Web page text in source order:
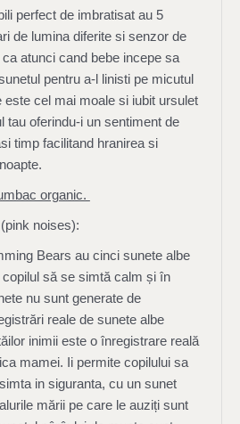
perfect de imbratisat au 5
de lumina diferite si senzor de
atunci cand bebe incepe sa
pentru a-l linisti pe micutul
este cel mai moale si iubit ursulet
tau oferindu-i un sentiment de
timp facilitand hranirea si
organic.
noises):
Bears au cinci sunete albe
copilul să se simtă calm și în
nu sunt generate de
reale de sunete albe
inimii este o înregistrare reală
mamei. Ii permite copilului sa
in siguranta, cu un sunet
mării pe care le auziți sunt